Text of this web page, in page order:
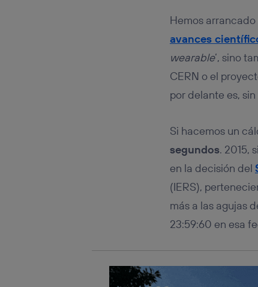
Hemos
avances
wearable‘, sino
CERN o el
por delante es,
Si hacemos un
segundos. 2015,
en la decisión del
(IERS),
más a las agujas
23:59:60 en esa
Si
Si
Para